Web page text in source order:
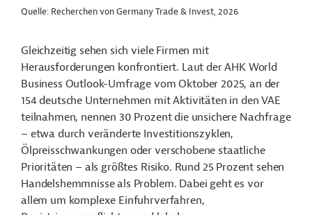
Quelle: Recherchen von Germany Trade & Invest, 2026
Gleichzeitig sehen sich viele Firmen mit
Herausforderungen konfrontiert. Laut der AHK World
Business Outlook-Umfrage vom Oktober 2025, an der
154 deutsche Unternehmen mit Aktivitäten in den VAE
teilnahmen, nennen 30 Prozent die unsichere Nachfrage
– etwa durch veränderte Investitionszyklen,
Ölpreisschwankungen oder verschobene staatliche
Prioritäten – als größtes Risiko. Rund 25 Prozent sehen
Handelshemmnisse als Problem. Dabei geht es vor
allem um komplexe Einfuhrverfahren,